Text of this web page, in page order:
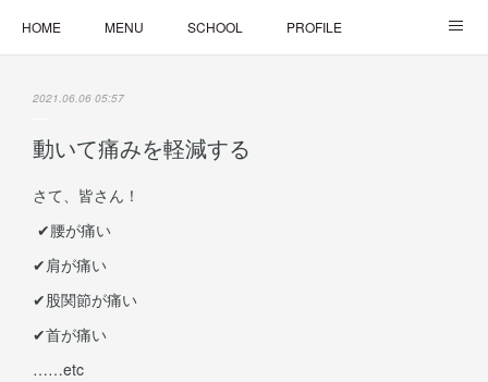
HOME MENU SCHOOL PROFILE
2021.06.06 05:57
動いて痛みを軽減する
さて、皆さん！
✔︎腰が痛い
✔︎肩が痛い
✔︎股関節が痛い
✔︎首が痛い
……etc